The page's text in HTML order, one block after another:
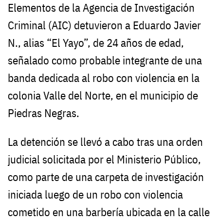
Elementos de la Agencia de Investigación
Criminal (AIC) detuvieron a Eduardo Javier
N., alias “El Yayo”, de 24 años de edad,
señalado como probable integrante de una
banda dedicada al robo con violencia en la
colonia Valle del Norte, en el municipio de
Piedras Negras.
La detención se llevó a cabo tras una orden
judicial solicitada por el Ministerio Público,
como parte de una carpeta de investigación
iniciada luego de un robo con violencia
cometido en una barbería ubicada en la calle